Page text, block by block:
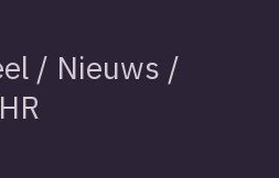
/ Nieuws /